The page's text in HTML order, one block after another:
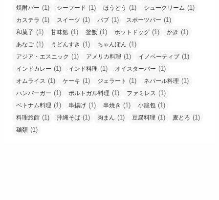
焼酎バー (1) シーフード (1) ほうとう (1) シュークリーム (1)
カステラ (1) スイーツ (1) パプ(1) スポーツバー (1)
和菓子 (1) 甘味処 (1) 釜飯 (1) ホットドッグ (1) かき (1)
あなご (1) うどんすき (1) ちゃんぽん (1)
アジア・エスニック (1) アメリカ料理 (1) イノベーティブ (1)
インドカレー (1) インド料理 (1) オイスターバー (1)
オムライス (1) ケーキ (1) ジェラート (1) ネパール料理 (1)
ハンバーガー (1) ポルトガル料理 (1) ファミレス (1)
ベトナム料理 (1) 串揚げ (1) 串焼き (1) 小籠包 (1)
料理旅館 (1) 沖縄そば (1) 肉まん (1) 豆腐料理 (1) 麦とろ (1)
麺類 (1)